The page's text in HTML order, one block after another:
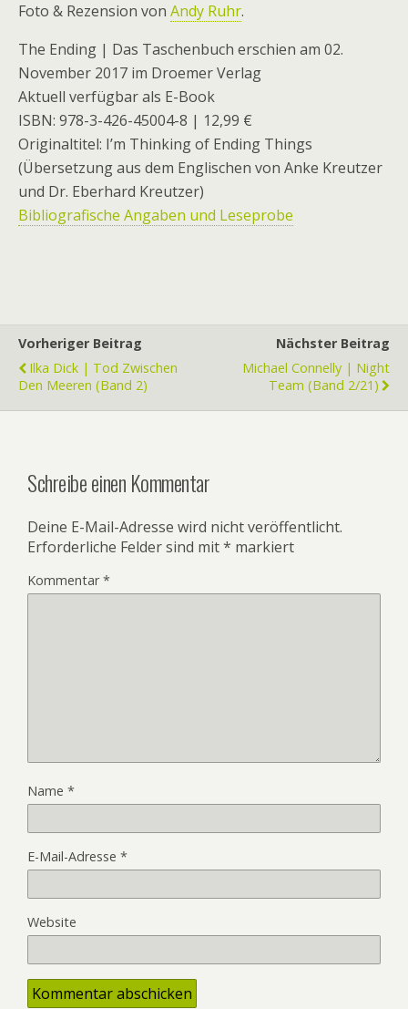
Foto & Rezension von Andy Ruhr.
The Ending | Das Taschenbuch erschien am 02.
November 2017 im Droemer Verlag
Aktuell verfügbar als E-Book
ISBN: 978-3-426-45004-8 | 12,99 €
Originaltitel: I’m Thinking of Ending Things
(Übersetzung aus dem Englischen von Anke Kreutzer
und Dr. Eberhard Kreutzer)
Bibliografische Angaben und Leseprobe
Vorheriger Beitrag
Ilka Dick | Tod Zwischen
Den Meeren (Band 2)
Nächster Beitrag
Michael Connelly | Night
Team (Band 2/21)
Schreibe einen Kommentar
Deine E-Mail-Adresse wird nicht veröffentlicht.
Erforderliche Felder sind mit* markiert
Kommentar*
Name *
E-Mail-Adresse *
Website